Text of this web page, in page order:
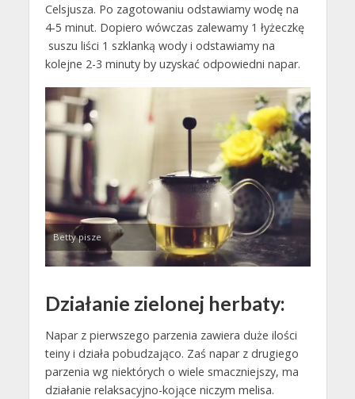
Celsjusza. Po zagotowaniu odstawiamy wodę na
4-5 minut. Dopiero wówczas zalewamy 1 łyżeczkę
suszu liści 1 szklanką wody i odstawiamy na
kolejne 2-3 minuty by uzyskać odpowiedni napar.
Betty pisze
Działanie zielonej herbaty:
Napar z pierwszego parzenia zawiera duże ilości
teiny i działa pobudzająco. Zaś napar z drugiego
parzenia wg niektórych o wiele smaczniejszy, ma
działanie relaksacyjno-kojące niczym melisa.